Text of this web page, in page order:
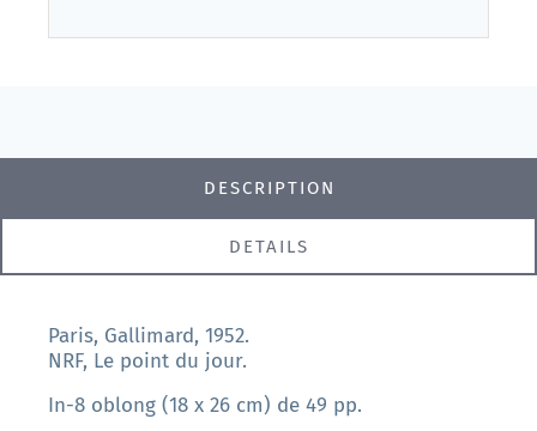
DESCRIPTION
DETAILS
Paris, Gallimard, 1952.
NRF, Le point du jour.
In-8 oblong (18 x 26 cm) de 49 pp.